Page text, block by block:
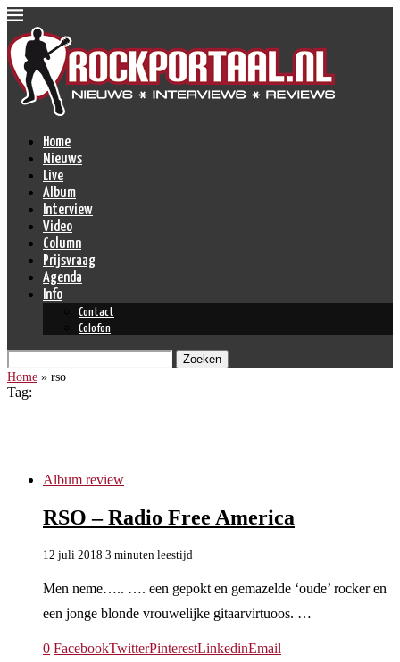
Home
Nieuws
Live
Album
Interview
Video
Column
Prijsvraag
Agenda
Info
Contact
Colofon
Zoeken
Home » rso
Tag:
Album review
RSO – Radio Free America
12 juli 2018 3 minuten leestijd
Men neme….. …. een gepokt en gemazelde ‘oude’ rocker en
een jonge blonde vrouwelijke gitaarvirtuoos. …
0 FacebookTwitterPinterestLinkedinEmail